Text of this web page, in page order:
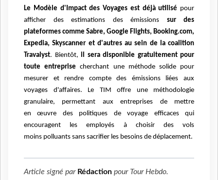
Le Modèle d'Impact des Voyages est déjà utilisé pour
afficher des estimations des émissions sur des
plateformes comme Sabre, Google Flights, Booking.com,
Expedia, Skyscanner et d'autres ausein de la coalition
Travalyst. Bientôt, il sera disponible gratuitement pour
toute entreprisecherchant une méthode solide pour
mesurer et rendre compte des émissions liées aux
voyages d'affaires. Le TIM offre une méthodologie
granulaire, permettant aux entreprises de mettre
enœuvre des politiques de voyage efficaces qui
encouragent les employés à choisir des vols
moins polluants sans sacrifier les besoins de déplacement.
Article signé par Rédaction pour Tour Hebdo.